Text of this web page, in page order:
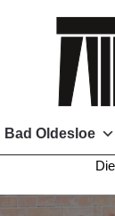
Oldesloe